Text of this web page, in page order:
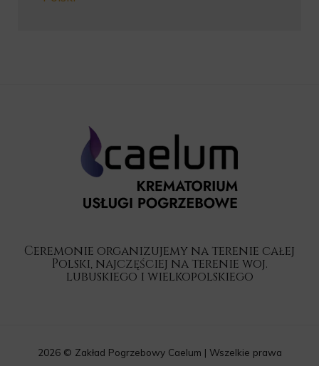
Ceremonie organizujemy na terenie całej
Polski, najczęściej na terenie woj.
lubuskiego i wielkopolskiego
2026 © Zakład Pogrzebowy Caelum | Wszelkie prawa